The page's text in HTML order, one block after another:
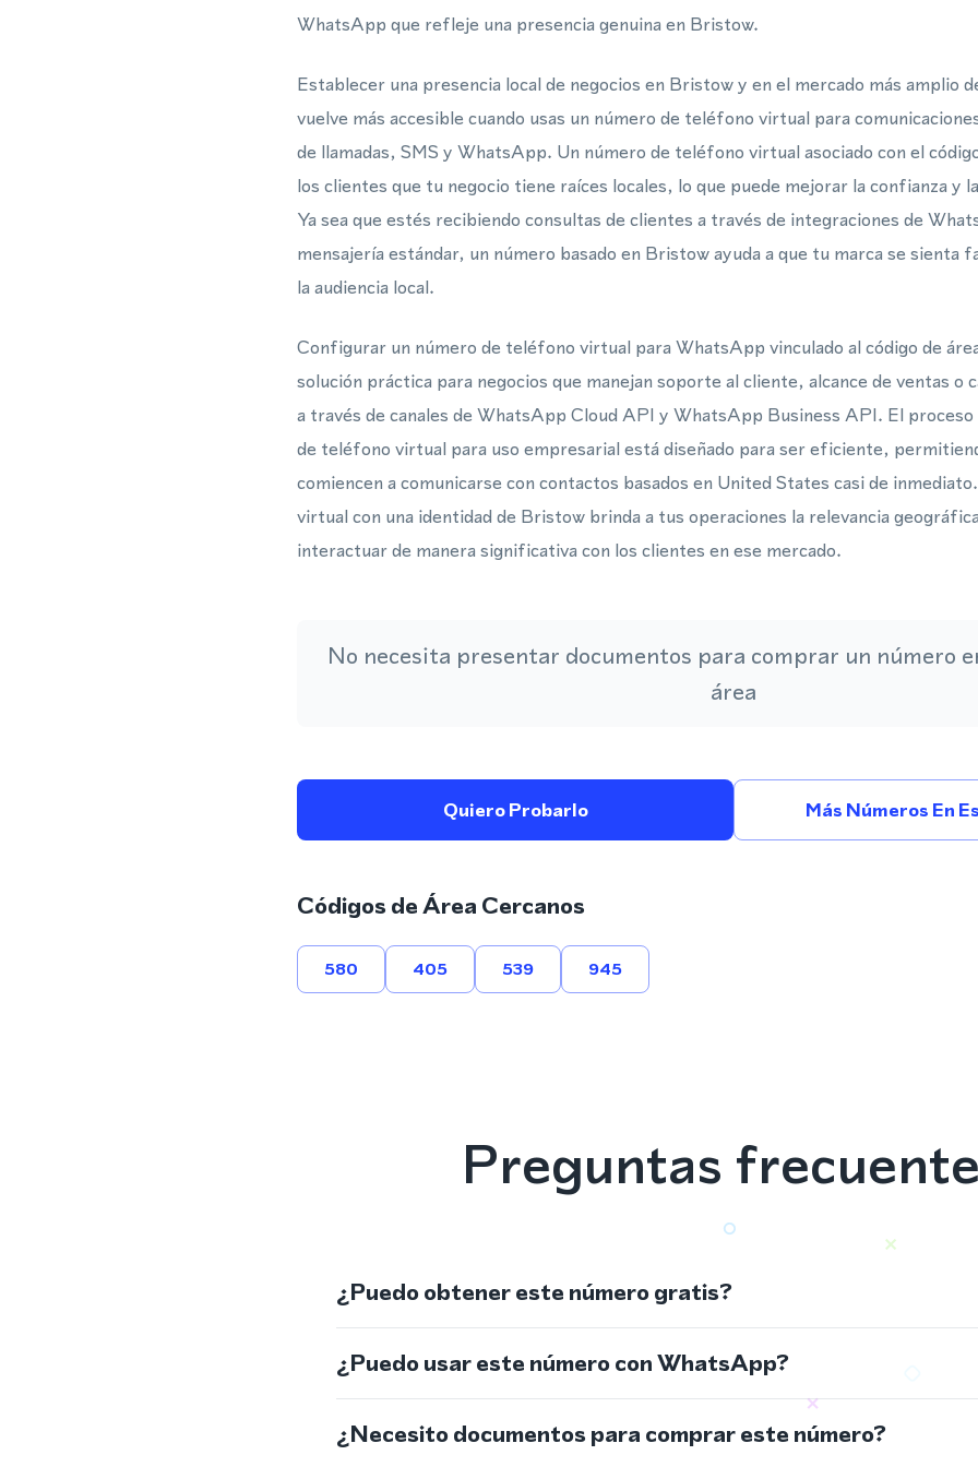
WhatsApp que refleje una presencia genuina en Bristow.
Establecer una presencia local de negocios en Bristow y en el mercado más amplio
vuelve más accesible cuando usas un número de teléfono virtual para
de llamadas, SMS y WhatsApp. Un número de teléfono virtual asociado con el
los clientes que tu negocio tiene raíces locales, lo que puede mejorar la confianza y
Ya sea que estés recibiendo consultas de clientes a través de integraciones de
mensajería estándar, un número basado en Bristow ayuda a que tu marca se sienta
la audiencia local.
Configurar un número de teléfono virtual para WhatsApp vinculado al código de
solución práctica para negocios que manejan soporte al cliente, alcance de ventas o
a través de canales de WhatsApp Cloud API y WhatsApp Business API. El
de teléfono virtual para uso empresarial está diseñado para ser eficiente,
comiencen a comunicarse con contactos basados en United States casi de
virtual con una identidad de Bristow brinda a tus operaciones la relevancia
interactuar de manera significativa con los clientes en ese mercado.
No necesita presentar documentos para comprar un número
área
Quiero Probarlo Más Números En
Códigos de Área Cercanos
580 405 539 945
Preguntas
¿Puedo obtener este número gratis?
¿Puedo usar este número con WhatsApp?
¿Necesito documentos para comprar este número?